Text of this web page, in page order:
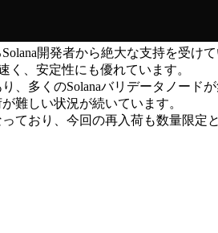
開発者から絶大な支持を受け
く、安定性にも優れています。
、多くのSolanaバリデータノー
難しい状況が続いています。
ており、今回の再入荷も数量限